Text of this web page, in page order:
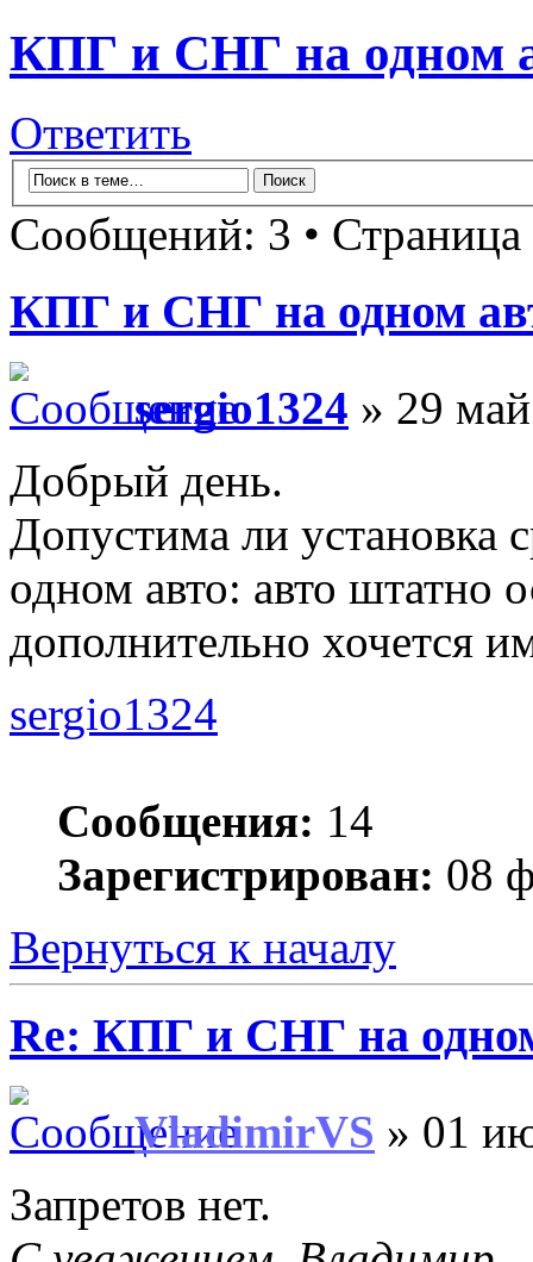
КПГ и СНГ на одном
Ответить
Сообщений: 3 • Страница
КПГ и СНГ на одном
sergio1324 » 29
Добрый день.
Допустима ли установка
одном авто: авто штатно
дополнительно хочется
sergio1324
Сообщения: 14
Зарегистрирован: 08
Вернуться к началу
Re: КПГ и СНГ на
VladimirVS » 01
Запретов нет.